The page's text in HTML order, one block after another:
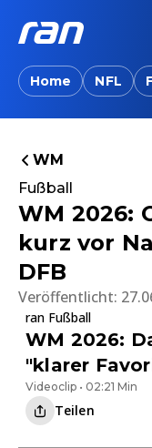
Home NFL
WM
Fußball
WM 2026:
kurz vor
DFB
Veröffentlicht:
ran Fußball
WM 2026:
"klarer
Videoclip • 02:21 Min
Teilen